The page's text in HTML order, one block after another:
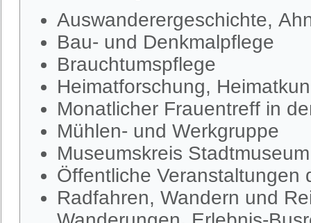
Auswanderergeschichte,
Bau- und Denkmalpflege
Brauchtumspflege
Heimatforschung,
Monatlicher Frauentreff in
Mühlen- und Werkgruppe
Museumskreis
Öffentliche Veranstaltungen
Radfahren, Wandern und